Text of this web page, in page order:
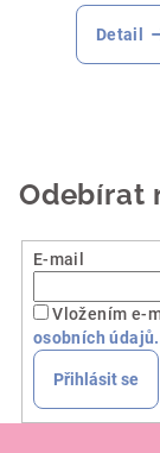
Detail
Odebírat
E-mail
Vložením e-
osobních údajů.
Přihlásit se